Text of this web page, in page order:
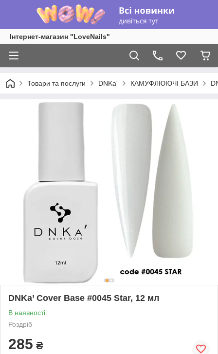
Інтернет-магазин "LoveNails"
Товари та послуги DNKa' КАМУФЛЮЮЧІ БАЗИ
DNKa’ Cover Base #0045 Star, 12 мл
В наявності
Роздріб
285 ₴